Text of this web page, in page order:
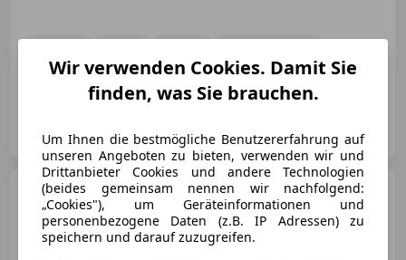
Einmassenschwungrad, 63 KM
AT-6330 Kufstein
Porsche Cayenne E-Hybrid
Coupé
Wir verwenden Cookies. Damit Sie
finden, was Sie brauchen.
Um Ihnen die bestmögliche Benutzererfahrung auf
unseren Angeboten zu bieten, verwenden wir und
Drittanbieter Cookies und andere Technologien
(beides gemeinsam nennen wir nachfolgend:
„Cookies"), um Geräteinformationen und
personenbezogene Daten (z.B. IP Adressen) zu
speichern und darauf zuzugreifen.